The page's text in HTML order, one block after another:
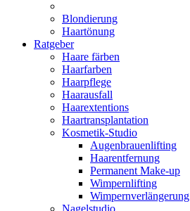
Blondierung
Haartönung
Ratgeber
Haare färben
Haarfarben
Haarpflege
Haarausfall
Haarextentions
Haartransplantation
Kosmetik-Studio
Augenbrauenlifting
Haarentfernung
Permanent Make-up
Wimpernlifting
Wimpernverlängerung
Nagelstudio